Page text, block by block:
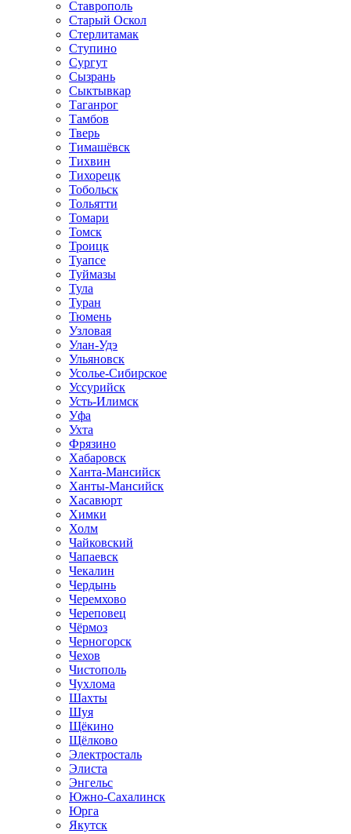
Ставрополь
Старый Оскол
Стерлитамак
Ступино
Сургут
Сызрань
Сыктывкар
Таганрог
Тамбов
Тверь
Тимашёвск
Тихвин
Тихорецк
Тобольск
Тольятти
Томари
Томск
Троицк
Туапсе
Туймазы
Тула
Туран
Тюмень
Узловая
Улан-Удэ
Ульяновск
Усолье-Сибирское
Уссурийск
Усть-Илимск
Уфа
Ухта
Фрязино
Хабаровск
Ханта-Мансийск
Ханты-Мансийск
Хасавюрт
Химки
Холм
Чайковский
Чапаевск
Чекалин
Чердынь
Черемхово
Череповец
Чёрмоз
Черногорск
Чехов
Чистополь
Чухлома
Шахты
Шуя
Щёкино
Щёлково
Электросталь
Элиста
Энгельс
Южно-Сахалинск
Юрга
Якутск